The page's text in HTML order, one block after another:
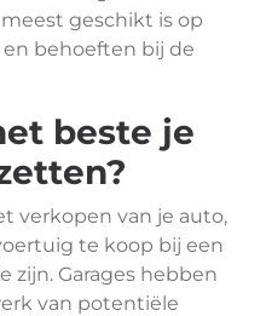
geschikt is op
behoeften bij de
beste je
verkopen van je auto,
te koop bij een
zijn. Garages hebben
van potentiële